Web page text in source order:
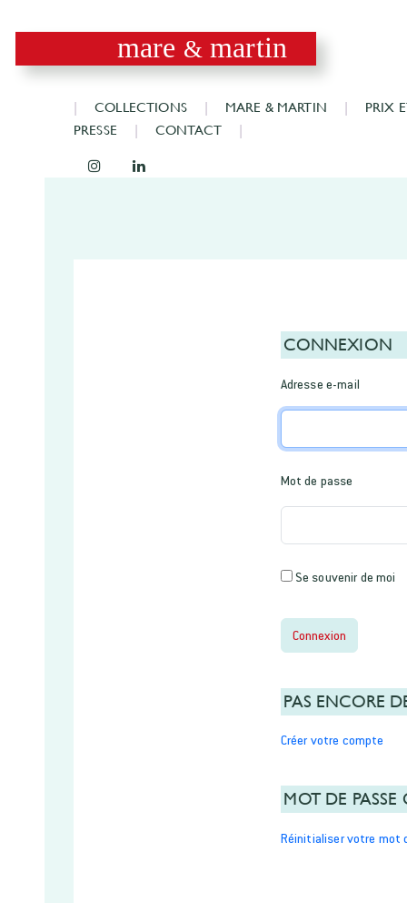
mare & martin
COLLECTIONS MARE & MARTIN
PRIX
PRESSE
CONTACT
CONNEXION
Adresse e-mail
Mot de passe
Se souvenir de moi
Connexion
PAS ENCORE
Créer votre compte
MOT DE PASSE
Réinitialiser votre mot